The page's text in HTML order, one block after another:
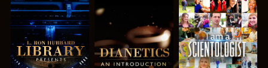
UTFORSKA
SERIEN
UTFORSKA
SERIEN
TITTA